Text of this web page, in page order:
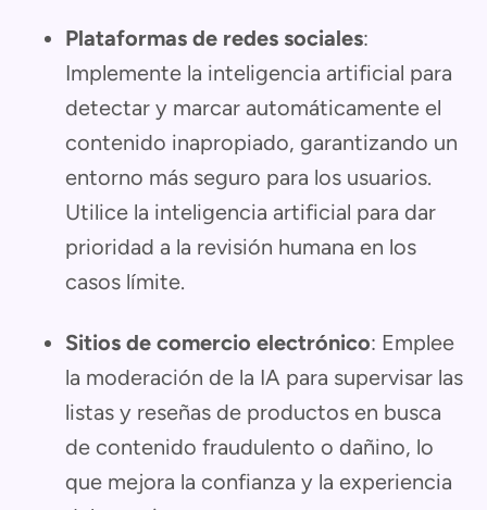
Plataformas de redes sociales:
Implemente la inteligencia artificial para
detectar y marcar automáticamente el
contenido inapropiado, garantizando un
entorno más seguro para los usuarios.
Utilice la inteligencia artificial para dar
prioridad a la revisión humana en los
casos límite.
Sitios de comercio electrónico: Emplee
la moderación de la IA para supervisar las
listas y reseñas de productos en busca
de contenido fraudulento o dañino, lo
que mejora la confianza y la experiencia